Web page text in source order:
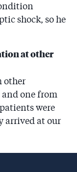
shock, so he
at other
other
one from
were
arrived at our